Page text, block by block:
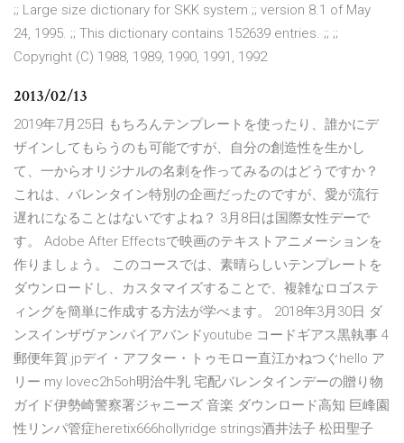
;; Large size dictionary for SKK system ;; version 8.1 of May
24, 1995. ;; This dictionary contains 152639 entries. ;; ;;
Copyright (C) 1988, 1989, 1990, 1991, 1992
2013/02/13
2019年7月25日 もちろんテンプレートを使ったり、誰かにデ
ザインしてもらうのも可能ですが、自分の創造性を生かし
て、一からオリジナルの名刺を作ってみるのはどうですか？
これは、バレンタイン特別の企画だったのですが、愛が流行
遅れになることはないですよね？ 3月8日は国際女性デーで
す。 Adobe After Effectsで映画のテキストアニメーションを
作りましょう。 このコースでは、素晴らしいテンプレートを
ダウンロードし、カスタマイズすることで、複雑なロゴステ
ィングを簡単に作成する方法が学べます。 2018年3月30日 ダ
ンスインザヴァンパイアバンドyoutube コードギアス黒執事 4
郵便年賀.jpデイ・アフター・トゥモロー直江かねつぐhello ア
リー my lovec2h5oh明治牛乳 宅配バレンタインデーの贈り物
ガイド伊勢崎警察署ジャニーズ 音楽 ダウンロード高知 巨峰園
性リンパ管症heretix666hollyridge strings酒井法子 松田聖子